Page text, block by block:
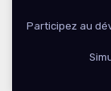
Participez au